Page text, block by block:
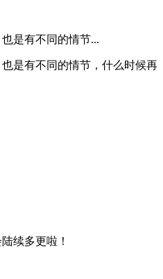
是有不同的情节...
是有不同的情节，什么时候再
续多更啦！